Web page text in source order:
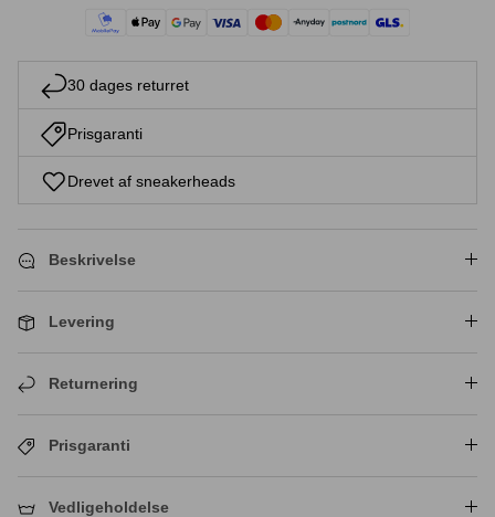
Sneaker rengøring
30 dages returret
Prisgaranti
Drevet af sneakerheads
Beskrivelse
Levering
Returnering
Prisgaranti
Vedligeholdelse